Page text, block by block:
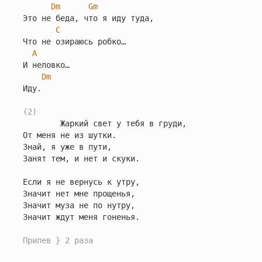
Dm
Gm
Это не беда, что я иду туда,
C
Что не озираюсь робко…
A
И неловко…
Dm
Иду.
(2)
        Жаркий свет у тебя в груди,
От меня не из шутки.
Знай, я уже в пути,
Занят тем, и нет и скуки.
Если я не вернусь к утру,
Значит нет мне прощенья,
Значит муза не по нутру,
Значит ждут меня гоненья.
Припев } 2 раза